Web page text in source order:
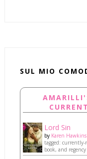
SUL MIO
Lord Sin
by Karen Hawkins
tagged: currently-
book, and regency